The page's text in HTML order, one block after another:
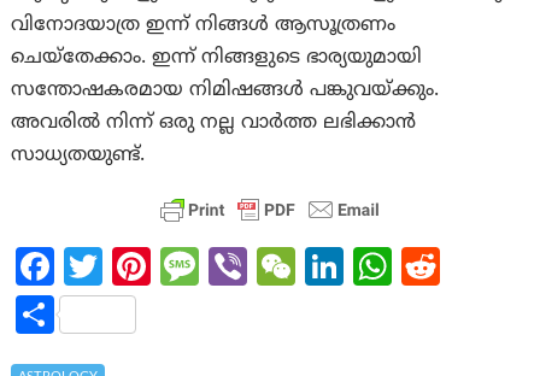
വിനോദയാത്ര ഇന്ന് നിങ്ങൾ ആസൂത്രണം
ചെയ്‌തേക്കാം. ഇന്ന് നിങ്ങളുടെ ഭാര്യയുമായി
സന്തോഷകരമായ നിമിഷങ്ങൾ പങ്കുവയ്‌ക്കും.
അവരിൽ നിന്ന് ഒരു നല്ല വാർത്ത ലഭിക്കാൻ
സാധ്യതയുണ്ട്.
Fa
ce
b
T
w
itt
Pi M Vi W Li W
S
h